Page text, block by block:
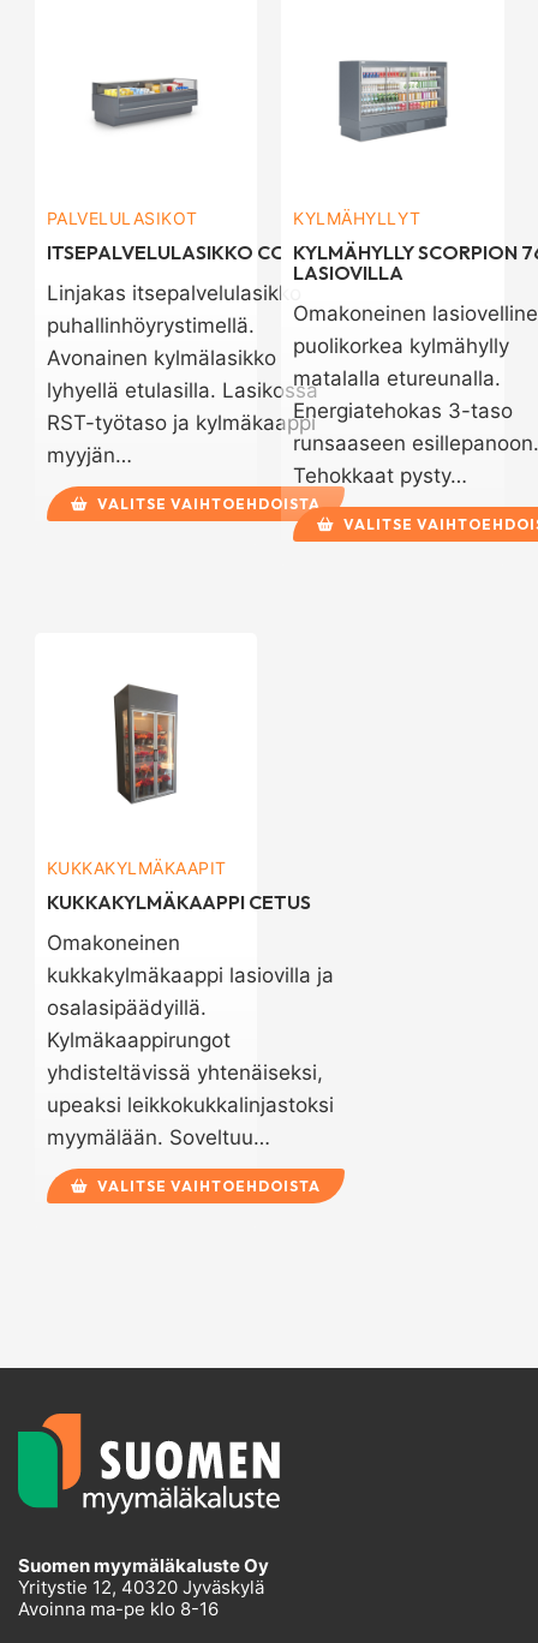
PALVELULASIKOT
ITSEPALVELULASIKKO COGITA
Linjakas itsepalvelulasikko
puhallinhöyrystimellä.
Avonainen kylmälasikko
lyhyellä etulasilla. Lasikossa
RST-työtaso ja kylmäkaappi
myyjän…
VALITSE VAIHTOEHDOISTA
KYLMÄHYLLYT
KYLMÄHYLLY SCORPION
LASIOVILLA
Omakoneinen
puolikorkea kylmähylly
matalalla etureunalla.
Energiatehokas 3-taso
runsaaseen esillepanoon.
Tehokkaat pysty…
VALITSE
KUKKAKYLMÄKAAPIT
KUKKAKYLMÄKAAPPI CETUS
Omakoneinen
kukkakylmäkaappi lasiovilla ja
osalasipäädyillä.
Kylmäkaappirungot
yhdisteltävissä yhtenäiseksi,
upeaksi leikkokukkalinjastoksi
myymälään. Soveltuu…
VALITSE VAIHTOEHDOISTA
Suomen myymäläkaluste Oy
Yritystie 12, 40320 Jyväskylä
Avoinna ma-pe klo 8-16